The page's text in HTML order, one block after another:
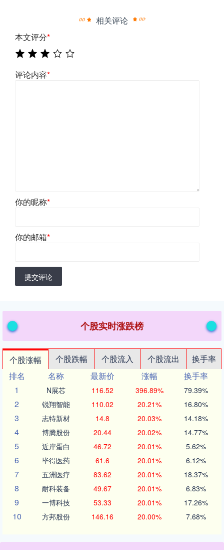
相关评论
本文评分*
评论内容*
你的昵称*
你的邮箱*
提交评论
个股实时涨跌榜
个股涨幅 个股跌幅 个股流入 个股流出
换手率
排名
名称 最新价 涨幅
换手率
1
N展芯 116.52 396.89% 79.39%
2 锐翔智能 110.02 20.21% 16.80%
3 志特新材 14.8 20.03% 14.18%
4 博腾股份 20.44 20.02% 14.77%
5 近岸蛋白 46.72 20.01% 5.62%
6 毕得医药 61.6 20.01% 6.12%
7 五洲医疗 83.62 20.01% 18.37%
8 耐科装备 49.67 20.01% 6.83%
9 一博科技 53.33 20.01% 17.26%
10 方邦股份 146.16 20.00% 7.68%